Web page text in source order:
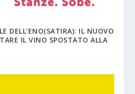
DELL’ENO(SATIRA): IL NUOVO
IL VINO SPOSTATO ALLA